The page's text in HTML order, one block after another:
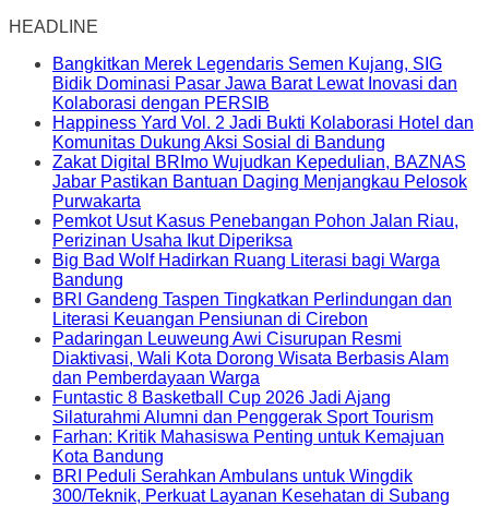
HEADLINE
Bangkitkan Merek Legendaris Semen Kujang, SIG
Bidik Dominasi Pasar Jawa Barat Lewat Inovasi dan
Kolaborasi dengan PERSIB
Happiness Yard Vol. 2 Jadi Bukti Kolaborasi Hotel dan
Komunitas Dukung Aksi Sosial di Bandung
Zakat Digital BRImo Wujudkan Kepedulian, BAZNAS
Jabar Pastikan Bantuan Daging Menjangkau Pelosok
Purwakarta
Pemkot Usut Kasus Penebangan Pohon Jalan Riau,
Perizinan Usaha Ikut Diperiksa
Big Bad Wolf Hadirkan Ruang Literasi bagi Warga
Bandung
BRI Gandeng Taspen Tingkatkan Perlindungan dan
Literasi Keuangan Pensiunan di Cirebon
Padaringan Leuweung Awi Cisurupan Resmi
Diaktivasi, Wali Kota Dorong Wisata Berbasis Alam
dan Pemberdayaan Warga
Funtastic 8 Basketball Cup 2026 Jadi Ajang
Silaturahmi Alumni dan Penggerak Sport Tourism
Farhan: Kritik Mahasiswa Penting untuk Kemajuan
Kota Bandung
BRI Peduli Serahkan Ambulans untuk Wingdik
300/Teknik, Perkuat Layanan Kesehatan di Subang